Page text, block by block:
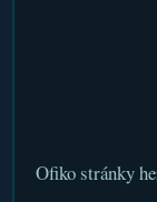
Ofiko stránky